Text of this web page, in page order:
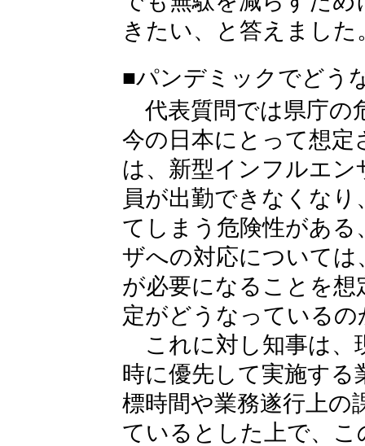
きたい、と答えました
■パンデミックでどう
代表質問では県庁の
今の日本にとって想定
は、新型インフルエ
員が出勤できなくな
てしまう危険性があ
ザへの対応については
が必要になることを想
定がどうなっている
これに対し知事は、
時に優先して実施する
標時間や業務遂行上の
ているとした上で、